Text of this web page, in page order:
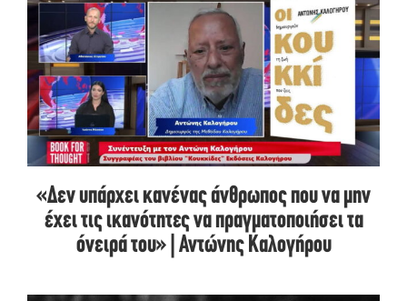
«Δεν υπάρχει κανένας άνθρωπος που να μην
έχει τις ικανότητες να πραγματοποιήσει τα
όνειρά του» | Αντώνης Καλογήρου